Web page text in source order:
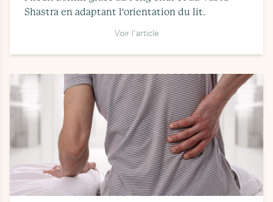
Shastra en adaptant l'orientation du lit.
Voir l'article